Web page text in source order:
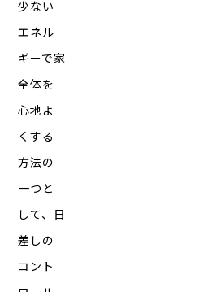
少ない
エネル
ギーで家
全体を
心地よ
くする
方法の
一つと
して、日
差しの
コント